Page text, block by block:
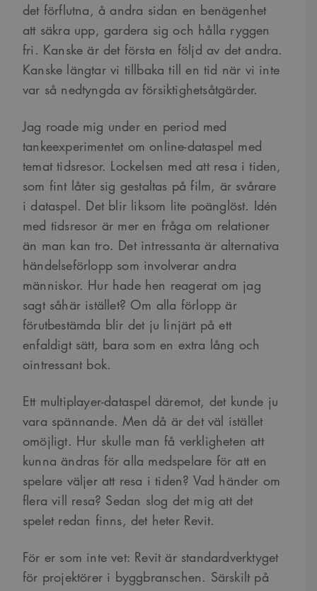
det förflutna, å andra sidan en benägenhet
att säkra upp, gardera sig och hålla ryggen
fri. Kanske är det första en följd av det andra.
Kanske längtar vi tillbaka till en tid när vi inte
var så nedtyngda av försiktighetsåtgärder.
Jag roade mig under en period med
tankeexperimentet om online-dataspel med
temat tidsresor. Lockelsen med att resa i tiden,
som fint låter sig gestaltas på film, är svårare
i dataspel. Det blir liksom lite poänglöst. Idén
med tidsresor är mer en fråga om relationer
än man kan tro. Det intressanta är alternativa
händelseförlopp som involverar andra
människor. Hur hade hen reagerat om jag
sagt såhär istället? Om alla förlopp är
förutbestämda blir det ju linjärt på ett
enfaldigt sätt, bara som en extra lång och
ointressant bok.
Ett multiplayer-dataspel däremot, det kunde ju
vara spännande. Men då är det väl istället
omöjligt. Hur skulle man få verkligheten att
kunna ändras för alla medspelare för att en
spelare väljer att resa i tiden? Vad händer om
flera vill resa? Sedan slog det mig att det
spelet redan finns, det heter Revit.
För er som inte vet: Revit är standardverktyget
för projektörer i byggbranschen. Särskilt på